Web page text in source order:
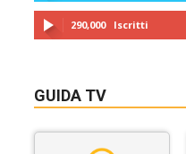
290,000 Iscritti
GUIDA TV